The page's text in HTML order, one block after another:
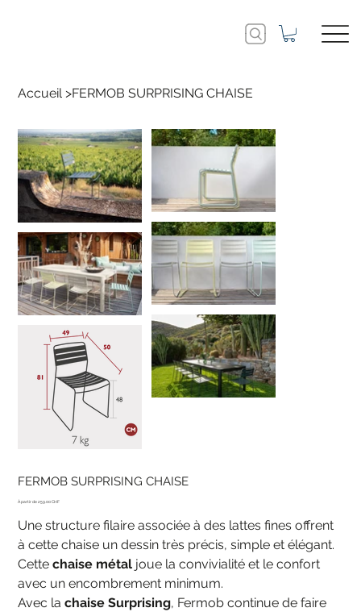
Accueil >FERMOB SURPRISING CHAISE
FERMOB SURPRISING CHAISE
Prix 259.00 CHF
Une structure filaire associée à des lattes fines offrent
à cette chaise un dessin très précis, simple et élégant.
Cettechaise métal joue la convivialité et le confort
avec un encombrement minimum.
Avec lachaise Surprising, Fermob continue de faire